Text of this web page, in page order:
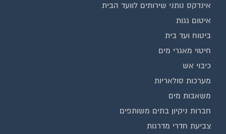
אינדקס נותני שירותים לוועד הבית
איטום גגות
ביטוח ועד בית
חיטוי מאגרי מים
כיבוי אש
מערכות סולאריות
משאבות מים
חברות ניקיון בתים משותפים
צביעת חדרי מדרגות